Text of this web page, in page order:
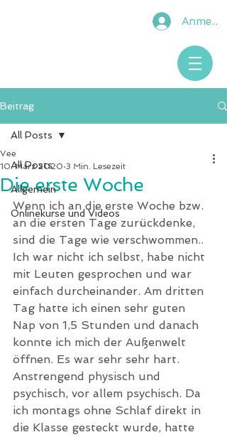
Anmelden
Beitrag
All Posts
Allgemein
Onlinekurse und Videos
All Posts
Die erste Woche
Vee
10. März 2020 3 Min. Lesezeit
Wenn ich an die erste Woche bzw.
an die ersten Tage zurückdenke,
sind die Tage wie verschwommen..
Ich war nicht ich selbst, habe nicht
mit Leuten gesprochen und war
einfach durcheinander. Am dritten
Tag hatte ich einen sehr guten
Nap von 1,5 Stunden und danach
konnte ich mich der Außenwelt
öffnen. Es war sehr sehr hart.
Anstrengend physisch und
psychisch, vor allem psychisch. Da
ich montags ohne Schlaf direkt in
die Klasse gesteckt wurde, hatte